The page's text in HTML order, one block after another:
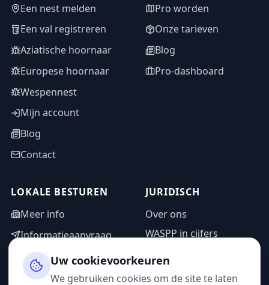
Een nest melden
Een val registreren
Aziatische hoornaar
Europese hoornaar
Wespennest
Mijn account
Blog
Contact
Pro worden
Onze tarieven
Blog
Pro-dashboard
LOKALE BESTUREN
Meer info
Informatieaanvraag
Adminzone
JURIDISCH
Over ons
WASPP in cijfers
Privacybeleid
Uw cookievoorkeuren
We gebruiken cookies om de site te laten